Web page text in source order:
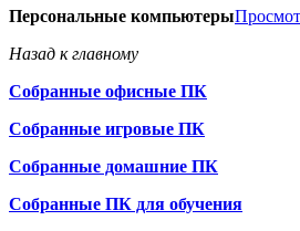
Персональные компьютеры
Назад к главному
Собранные офисные ПК
Собранные игровые ПК
Собранные домашние ПК
Собранные ПК для обучения